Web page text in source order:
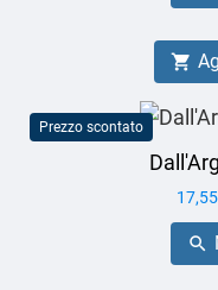

Prezzo scontato
